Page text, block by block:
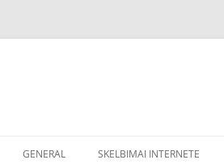
GENERAL SKELBIMAI INTERNETE